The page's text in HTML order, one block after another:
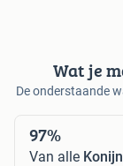
Wat je
De onderstaande
97%
Van alle